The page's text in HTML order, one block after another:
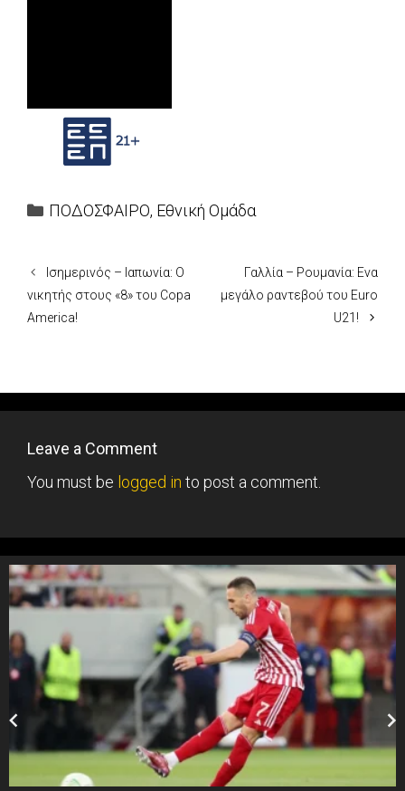
Categories
ΠΟΔΟΣΦΑΙΡΟ, Εθνική Ομάδα
Ισημερινός – Ιαπωνία: Ο
νικητής στους «8» του Copa
America!
Γαλλία – Ρουμανία: Ενα
μεγάλο ραντεβού του Euro
U21!
Leave a Comment
You must be logged in to post a comment.